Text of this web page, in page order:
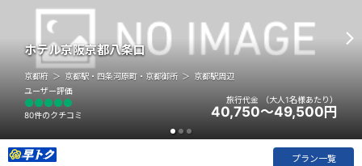
ホテル京阪京都八条口
プラン一覧
京都府 京都駅・四条河原町・京都御所 京都駅周辺
ユーザー評価
80件のクチコミ
旅行代金 （大人1名様あたり）
40,750～49,500円